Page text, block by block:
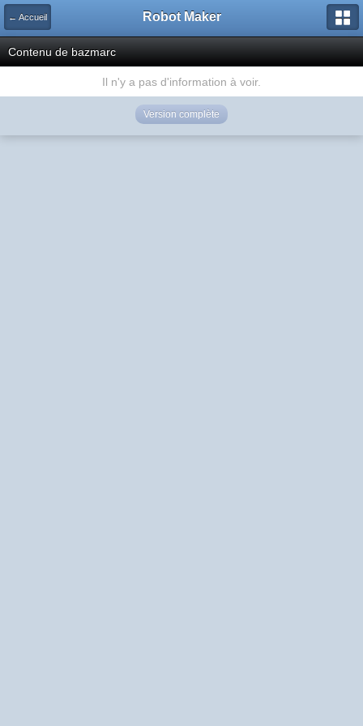
← Accueil Robot Maker
Contenu de bazmarc
Il n'y a pas d'information à voir.
Version complète